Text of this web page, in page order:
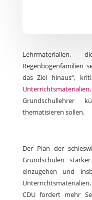
Lehrmaterialien,
Regenbogenfamilien
das Ziel hinaus“,
Unterrichtsmaterialien
Grundschullehrer
thematisieren sollen.
Der Plan der
Grundschulen
einzugehen und
CDU fordert mehr